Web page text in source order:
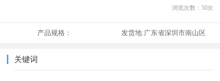
浏览次数： 50次
产品规格： 发货地:广东省深圳市南山区
关键词